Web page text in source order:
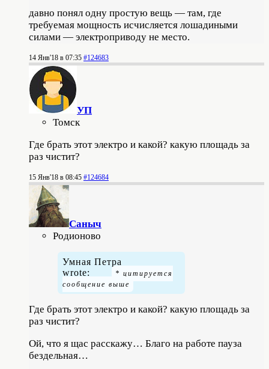
давно понял одну простую вещь — там, где
требуемая мощность исчисляется лошадиными
силами — электроприводу не место.
14 Янв'18 в 07:35 #124683
УП
Томск
Где брать этот электро и какой? какую площадь за
раз чистит?
15 Янв'18 в 08:45 #124684
Саныч
Родионово
Умная Петра
wrote:
Где брать этот электро и какой? какую площадь за
раз чистит?
Ой, что я щас расскажу… Благо на работе пауза
бездельная…